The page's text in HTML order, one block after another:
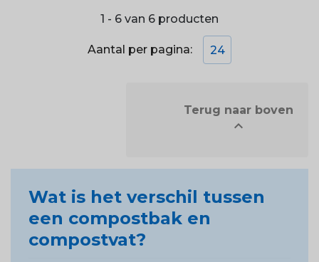
1 - 6 van 6 producten
Aantal per pagina: 24

Wat is het verschil tussen
een compostbak en
compostvat?